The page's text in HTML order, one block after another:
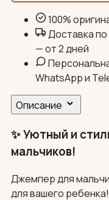
100%
Доставка
— от 2 дней
WhatsApp и
Описание
✨ Уютный и
мальчиков!
Джемпер для
для вашего